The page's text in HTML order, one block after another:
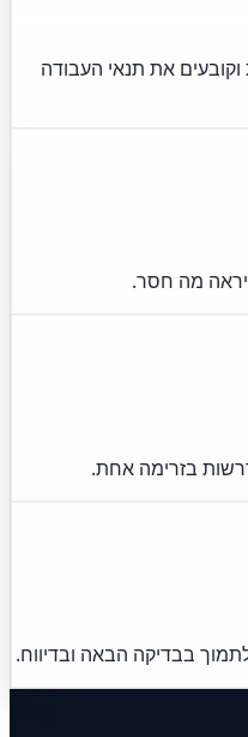
את תנאי העבודה
יראה מה חסר.
בזרימה אחת.
בבדיקה הבאה ובדיווח.